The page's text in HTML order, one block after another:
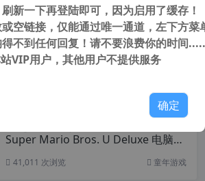
关视频
Super Mario Bros. U Deluxe 电脑模
41,011 次浏览 童年游戏
新一下再登陆即可，因为启用了缓存！
空链接，仅能通过唯一通道，左下方菜
不到任何回复！请不要浪费你的时间
VIP用户，其他用户不提供服务
确定